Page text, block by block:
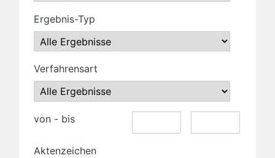
Ergebnis-Typ
Verfahrensart
von - bis
Aktenzeichen